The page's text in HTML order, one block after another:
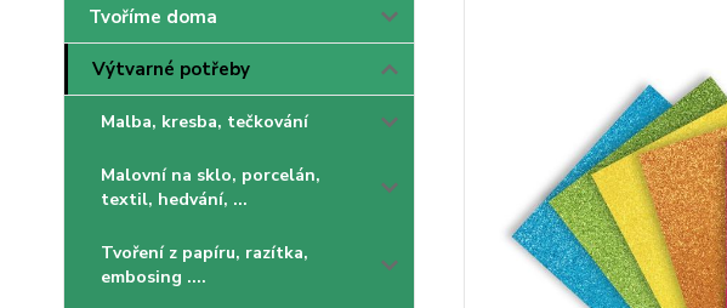
Tvoříme doma
Výtvarné potřeby
Malba, kresba, tečkování
Malovní na sklo, porcelán,
textil, hedvání, ...
Tvoření z papíru, razítka,
embosing ....